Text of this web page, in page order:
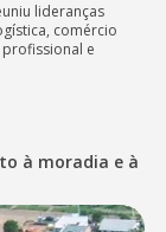
lideranças
comércio
e
à moradia e à